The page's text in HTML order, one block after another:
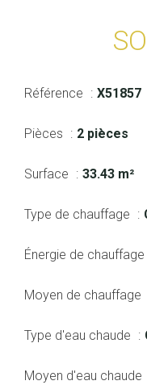
Référence X51857
Pièces 2 pièces
Surface 33.43 m²
Type de chauffage
Énergie de chauffage
Moyen de chauffage
Type d'eau chaude
Moyen d'eau chaude